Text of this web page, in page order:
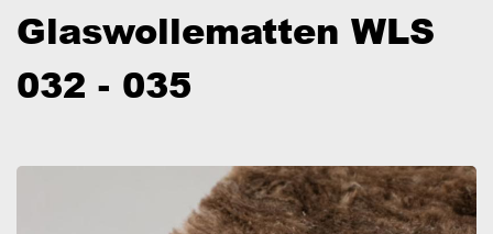
Glaswollematten WLS
032 - 035